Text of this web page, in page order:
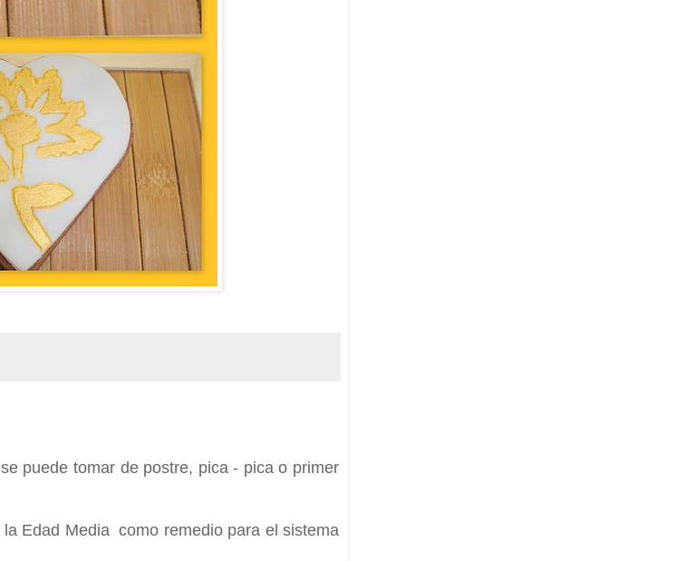
puede tomar de postre, pica - pica o primer
Edad Media como remedio para el sistema